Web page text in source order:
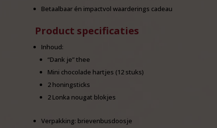
Betaalbaar én impactvol waarderings cadeau
Product specificaties
Inhoud:
“Dank je” thee
Mini chocolade hartjes (12 stuks)
2 honingsticks
2 Lonka nougat blokjes
Verpakking: brievenbusdoosje